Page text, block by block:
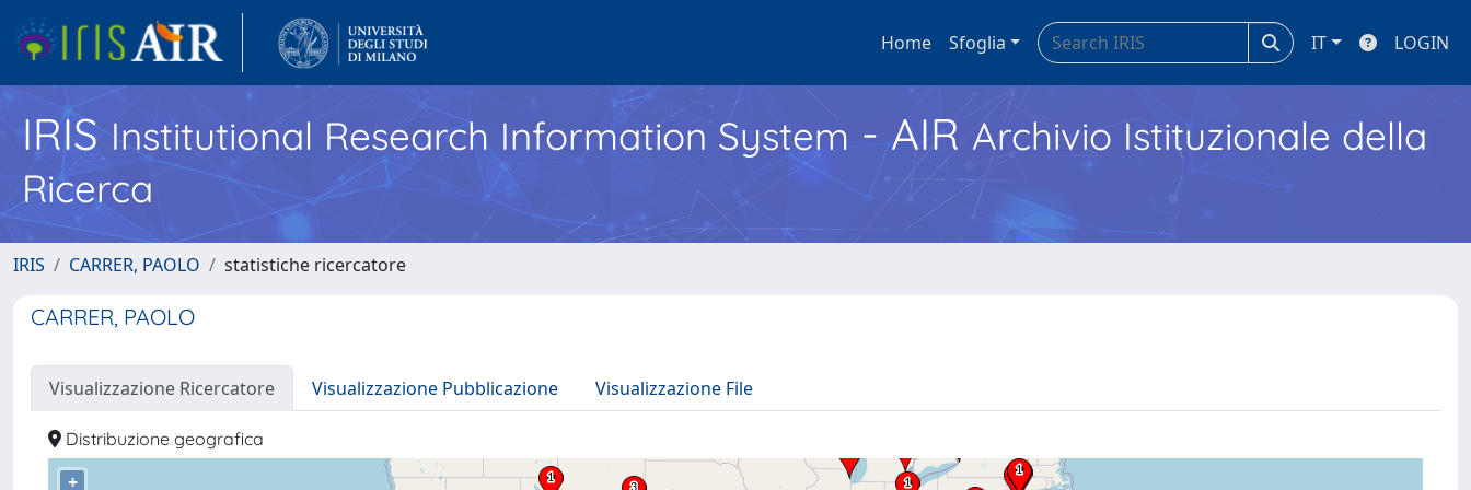
Home Sfoglia IT LOGIN
IRISInstitutional Research Information System - AIR Archivio Istituzionale della
Ricerca
IRIS CARRER, PAOLO statistiche ricercatore
CARRER, PAOLO
Visualizzazione Ricercatore Visualizzazione Pubblicazione Visualizzazione File
Distribuzione geografica
+